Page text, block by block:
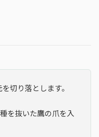
切り落とします。
を抜いた鷹の爪を入